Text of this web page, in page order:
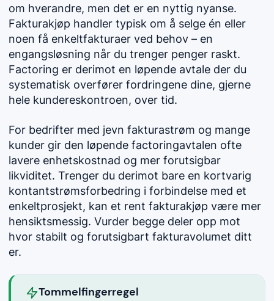
om hverandre, men det er en nyttig nyanse.
Fakturakjøp handler typisk om å selge én eller
noen få enkeltfakturaer ved behov – en
engangsløsning når du trenger penger raskt.
Factoring er derimot en løpende avtale der du
systematisk overfører fordringene dine, gjerne
hele kundereskontroen, over tid.
For bedrifter med jevn fakturastrøm og mange
kunder gir den løpende factoringavtalen ofte
lavere enhetskostnad og mer forutsigbar
likviditet. Trenger du derimot bare en kortvarig
kontantstrømsforbedring i forbindelse med et
enkeltprosjekt, kan et rent fakturakjøp være mer
hensiktsmessig. Vurder begge deler opp mot
hvor stabilt og forutsigbart fakturavolumet ditt
er.
Tommelfingerregel